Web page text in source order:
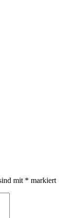
mit * markiert